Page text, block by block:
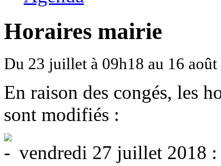
Horaires mairie
Du 23 juillet à 09h18 au 16
En raison des congés, les
sont modifiés :
vendredi 27 juillet 2018 :